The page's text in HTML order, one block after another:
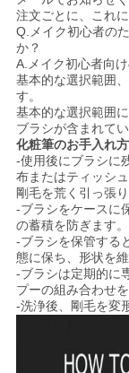
注文ごとに、これ
Q.メイク初心者の
か？
A.メイク初心者向
基本的な選択範囲
す。
基本的な選択範囲
ブラシが含まれてい
化粧筆のお手入れ
-使用後にブラシに
布またはティッシュ
剛毛を荒く引っ張り
-ブラシをケースに
の蓄積を防ぎます。
-ブラシを保管する
態に保ち、形状を
-ブラシは定期的に
プーの組み合わせ
-洗浄後、剛毛を変